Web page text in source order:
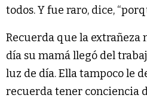
todos. Y fue raro, dice,
Recuerda que la extrañeza
día su mamá llegó del
luz de día. Ella tampoco le
recuerda tener conciencia